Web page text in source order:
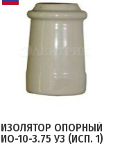
ИЗОЛЯТОР ОПОРНЫЙ
ИО-10-3.75 У3 (ИСП. 1)